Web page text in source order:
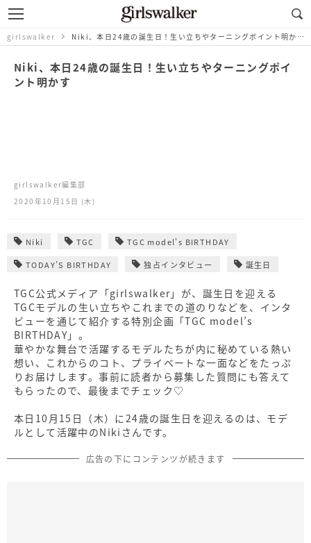
girlswalker Niki、本日24歳の誕生日！生い立ちやターニングポイント明かす
Niki、本日24歳の誕生日！生い立ちやターニングポイ
ント明かす
girlswalker編集部
2020年10月15日 (木)
Niki TGC TGC model's BIRTHDAY
TODAY’S BIRTHDAY 独占インタビュー 誕生日
TGC公式メディア「girlswalker」が、誕生日を迎える
TGCモデルの生い立ちやこれまでの道のりなどを、インタ
ビューを通じて紹介する特別企画「TGC model’s
BIRTHDAY」。
華やかな舞台で活躍するモデルたちが内に秘めている熱い
想い、これからのコト、プライベートな一面などをたっぷ
りお届けします。事前に読者から募集した質問にも答えて
もらったので、最後までチェック♡
本日10月15日（木）に24歳の誕生日を迎えるのは、モデ
ルとして活躍中のNikiさんです。
広告の下にコンテンツが続きます